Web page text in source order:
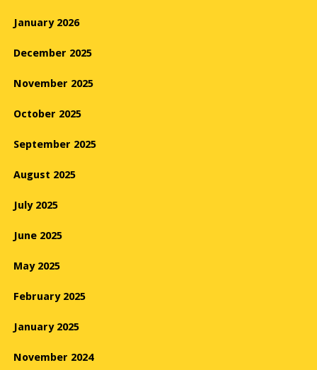
January 2026
December 2025
November 2025
October 2025
September 2025
August 2025
July 2025
June 2025
May 2025
February 2025
January 2025
November 2024